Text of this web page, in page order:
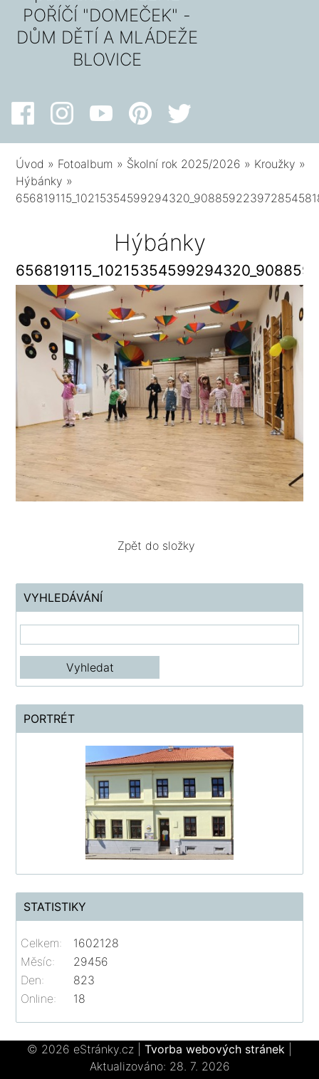
POŘÍČÍ "DOMEČEK" -
DŮM DĚTÍ A MLÁDEŽE
BLOVICE
Úvod » Fotoalbum » Školní rok 2025/2026 » Kroužky »
Hýbánky »
Hýbánky
Zpět do složky
VYHLEDÁVÁNÍ
PORTRÉT
STATISTIKY
Online: 18
Celkem:
1602128
Měsíc:
29456
Den:
823
© 2026 eStránky.cz Tvorba webových stránek
Aktualizováno: 28. 7. 2026